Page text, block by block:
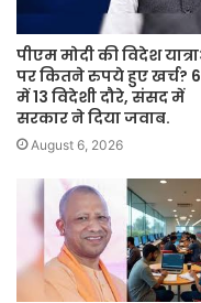
पीएम मोदी की विदेश
पर कितने रुपये हुए खर्च?
में 13 विदेशी दौरे, संसद में
सरकार ने दिया जवाब.
August 6, 2026